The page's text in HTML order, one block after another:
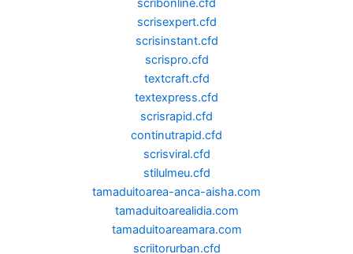
scribonline.cfd
scrisexpert.cfd
scrisinstant.cfd
scrispro.cfd
textcraft.cfd
textexpress.cfd
scrisrapid.cfd
continutrapid.cfd
scrisviral.cfd
stilulmeu.cfd
tamaduitoarea-anca-aisha.com
tamaduitoarealidia.com
tamaduitoareamara.com
scriitorurban.cfd